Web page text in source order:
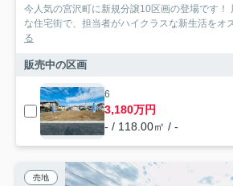
今人気の宮沢町に新規分譲10区画の登場です！
な住宅街で、担当者がハイクラスな新生活をオ
る
販売中の区画
6
3,180万円
- / 118.00㎡ / -
売地